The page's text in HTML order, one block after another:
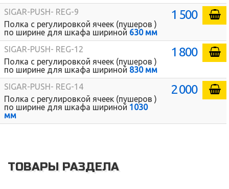
SIGAR-PUSH- REG-9
Полка с регулировкой ячеек (пушеров )
по ширине для шкафа шириной 630 мм
1 500
SIGAR-PUSH- REG-12
Полка с регулировкой ячеек (пушеров )
по ширине для шкафа шириной 830 мм
1 800
SIGAR-PUSH- REG-14
Полка с регулировкой ячеек (пушеров )
по ширине для шкафа шириной 1030
мм
2 000
ТОВАРЫ РАЗДЕЛА